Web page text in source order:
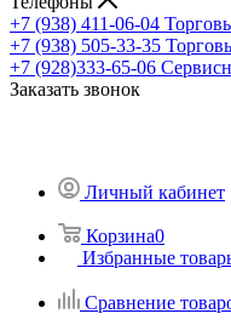
+7 (938) 411-06-04
+7 (938) 505-33-35
+7 (928)333-65-06
Заказать звонок
Личный кабинет
Корзина0
Избранные
Сравнение